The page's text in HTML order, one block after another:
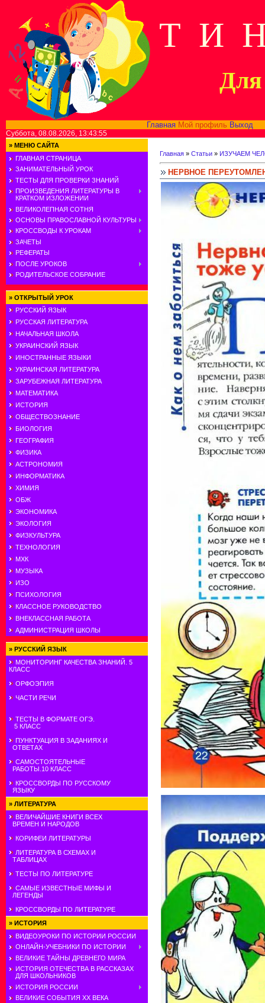
Т И
Для
Главная Мой профиль Выход
Суббота, 08.08.2026, 13:43:55
» МЕНЮ САЙТА
ГЛАВНАЯ СТРАНИЦА
ЗАНИМАТЕЛЬНЫЙ УРОК
ТЕСТЫ ДЛЯ ПРОВЕРКИ ЗНАНИЙ
ПРОИЗВЕДЕНИЯ ЛИТЕРАТУРЫ В
КРАТКОМ ИЗЛОЖЕНИИ
ВЕЛИКОЛЕПНАЯ СОТНЯ
ОСНОВЫ ПРАВОСЛАВНОЙ КУЛЬТУРЫ
КРОССВОДЫ К УРОКАМ
ЗАЧЕТЫ
РЕФЕРАТЫ
ПОСЛЕ УРОКОВ
РОДИТЕЛЬСКОЕ СОБРАНИЕ
» ОТКРЫТЫЙ УРОК
РУССКИЙ ЯЗЫК
РУССКАЯ ЛИТЕРАТУРА
НАЧАЛЬНАЯ ШКОЛА
УКРАИНСКИЙ ЯЗЫК
ИНОСТРАННЫЕ ЯЗЫКИ
УКРАИНСКАЯ ЛИТЕРАТУРА
ЗАРУБЕЖНАЯ ЛИТЕРАТУРА
МАТЕМАТИКА
ИСТОРИЯ
ОБЩЕСТВОЗНАНИЕ
БИОЛОГИЯ
ГЕОГРАФИЯ
ФИЗИКА
АСТРОНОМИЯ
ИНФОРМАТИКА
ХИМИЯ
ОБЖ
ЭКОНОМИКА
ЭКОЛОГИЯ
ФИЗКУЛЬТУРА
ТЕХНОЛОГИЯ
МХК
МУЗЫКА
ИЗО
ПСИХОЛОГИЯ
КЛАССНОЕ РУКОВОДСТВО
ВНЕКЛАССНАЯ РАБОТА
АДМИНИСТРАЦИЯ ШКОЛЫ
» РУССКИЙ ЯЗЫК
МОНИТОРИНГ КАЧЕСТВА ЗНАНИЙ. 5
КЛАСС
ОРФОЭПИЯ
ЧАСТИ РЕЧИ
ТЕСТЫ В ФОРМАТЕ ОГЭ.
5 КЛАСС
ПУНКТУАЦИЯ В ЗАДАНИЯХ И
ОТВЕТАХ
САМОСТОЯТЕЛЬНЫЕ
РАБОТЫ.10 КЛАСС
КРОССВОРДЫ ПО РУССКОМУ
ЯЗЫКУ
» ЛИТЕРАТУРА
ВЕЛИЧАЙШИЕ КНИГИ ВСЕХ
ВРЕМЕН И НАРОДОВ
КОРИФЕИ ЛИТЕРАТУРЫ
ЛИТЕРАТУРА В СХЕМАХ И
ТАБЛИЦАХ
ТЕСТЫ ПО ЛИТЕРАТУРЕ
САМЫЕ ИЗВЕСТНЫЕ МИФЫ И
ЛЕГЕНДЫ
КРОССВОРДЫ ПО ЛИТЕРАТУРЕ
» ИСТОРИЯ
ВИДЕОУРОКИ ПО ИСТОРИИ РОССИИ
ОНЛАЙН-УЧЕБНИКИ ПО ИСТОРИИ
ВЕЛИКИЕ ТАЙНЫ ДРЕВНЕГО МИРА
ИСТОРИЯ ОТЕЧЕСТВА В РАССКАЗАХ
ДЛЯ ШКОЛЬНИКОВ
ИСТОРИЯ РОССИИ
ВЕЛИКИЕ СОБЫТИЯ ХХ ВЕКА
Главная » Статьи » ИЗУЧАЕМ
НЕРВНОЕ